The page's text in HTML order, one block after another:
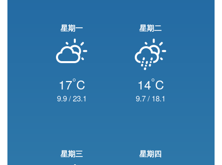
星期一
17°C
9.9/23.1
星期二
14°C
9.7/ 18.1
星期三 星期四